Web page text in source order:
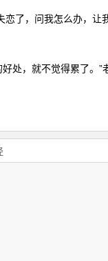
了，问我怎么办，让
，就不觉得累了。”